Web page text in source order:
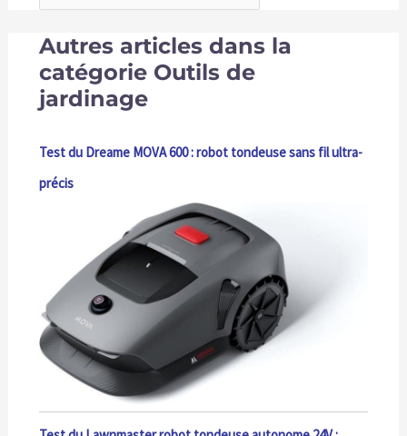
Autres articles dans la
catégorie Outils de
jardinage
Test du Dreame MOVA 600 : robot tondeuse sans fil ultra-
précis